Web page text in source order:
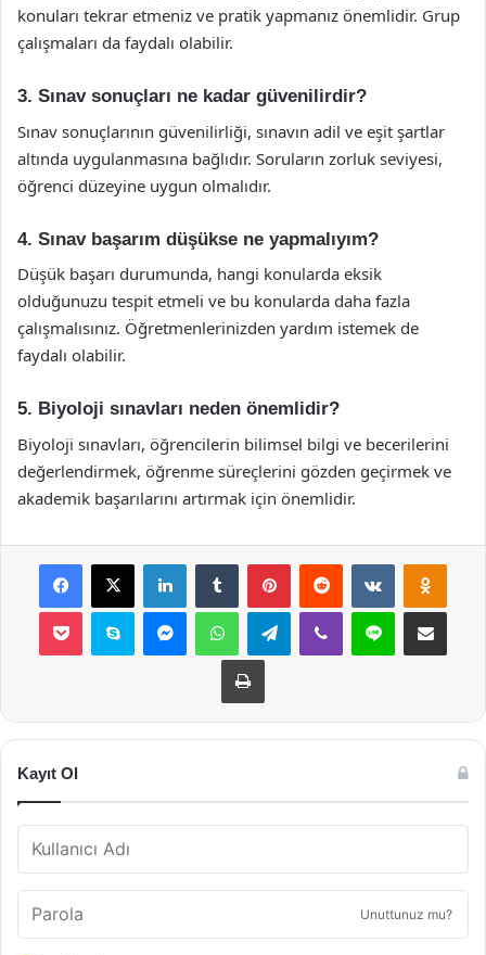
konuları tekrar etmeniz ve pratik yapmanız önemlidir. Grup
çalışmaları da faydalı olabilir.
3. Sınav sonuçları ne kadar güvenilirdir?
Sınav sonuçlarının güvenilirliği, sınavın adil ve eşit şartlar
altında uygulanmasına bağlıdır. Soruların zorluk seviyesi,
öğrenci düzeyine uygun olmalıdır.
4. Sınav başarım düşükse ne yapmalıyım?
Düşük başarı durumunda, hangi konularda eksik
olduğunuzu tespit etmeli ve bu konularda daha fazla
çalışmalısınız. Öğretmenlerinizden yardım istemek de
faydalı olabilir.
5. Biyoloji sınavları neden önemlidir?
Biyoloji sınavları, öğrencilerin bilimsel bilgi ve becerilerini
değerlendirmek, öğrenme süreçlerini gözden geçirmek ve
akademik başarılarını artırmak için önemlidir.
Facebook
X LinkedInTumblr PinterestReddit VKontakte
Pocket Skype MessengerWhatsAppTelegramViber Line E-Posta ile
Yazdır
Kayıt Ol
Unuttunuz mu?